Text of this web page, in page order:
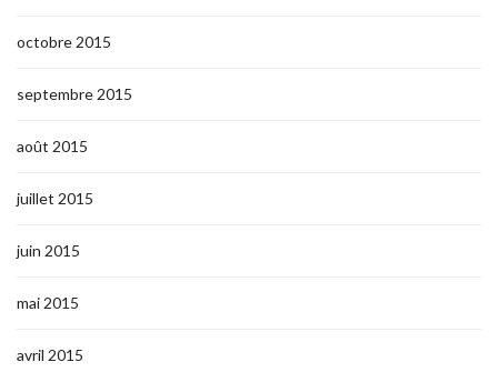
octobre 2015
septembre 2015
août 2015
juillet 2015
juin 2015
mai 2015
avril 2015